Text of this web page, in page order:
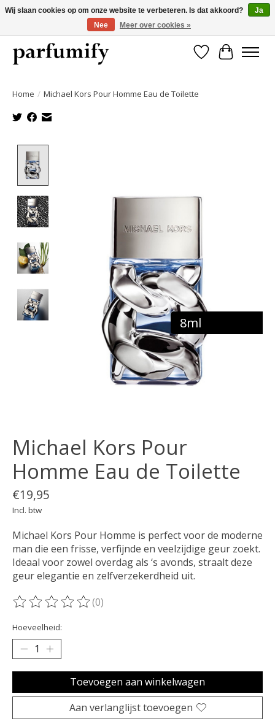
750+ Geuren | Gratis verzending | Maandelijks opzegbaar
Verlanglijst
Home / Michael Kors Pour Homme Eau de Toilette
8ml
Michael Kors Pour
Homme Eau de Toilette
€19,95
Incl. btw
Michael Kors Pour Homme is perfect voor de moderne
man die een frisse, verfijnde en veelzijdige geur zoekt.
Ideaal voor zowel overdag als ‘s avonds, straalt deze
geur elegantie en zelfverzekerdheid uit.
De beoordeling van dit product is
(0)
Hoeveelheid:
Toevoegen aan winkelwagen
Aan verlanglijst toevoegen
Wij slaan cookies op om onze website te verbeteren. Is dat akkoord?
Ja
Nee
Meer over cookies »